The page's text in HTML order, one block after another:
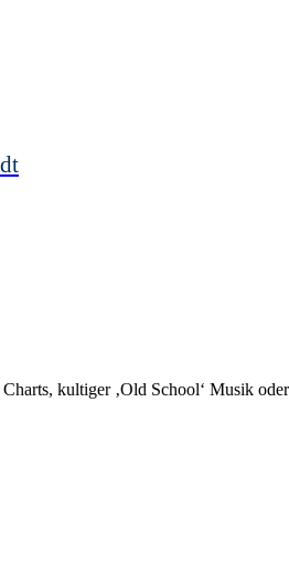
kultiger ‚Old School‘ Musik